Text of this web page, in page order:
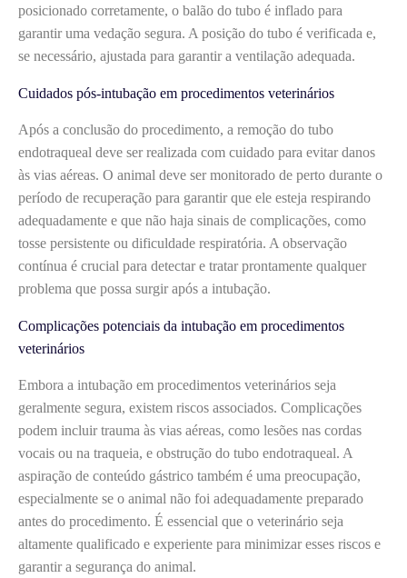
posicionado corretamente, o balão do tubo é inflado para
garantir uma vedação segura. A posição do tubo é verificada e,
se necessário, ajustada para garantir a ventilação adequada.
Cuidados pós-intubação em procedimentos veterinários
Após a conclusão do procedimento, a remoção do tubo
endotraqueal deve ser realizada com cuidado para evitar danos
às vias aéreas. O animal deve ser monitorado de perto durante o
período de recuperação para garantir que ele esteja respirando
adequadamente e que não haja sinais de complicações, como
tosse persistente ou dificuldade respiratória. A observação
contínua é crucial para detectar e tratar prontamente qualquer
problema que possa surgir após a intubação.
Complicações potenciais da intubação em procedimentos
veterinários
Embora a intubação em procedimentos veterinários seja
geralmente segura, existem riscos associados. Complicações
podem incluir trauma às vias aéreas, como lesões nas cordas
vocais ou na traqueia, e obstrução do tubo endotraqueal. A
aspiração de conteúdo gástrico também é uma preocupação,
especialmente se o animal não foi adequadamente preparado
antes do procedimento. É essencial que o veterinário seja
altamente qualificado e experiente para minimizar esses riscos e
garantir a segurança do animal.